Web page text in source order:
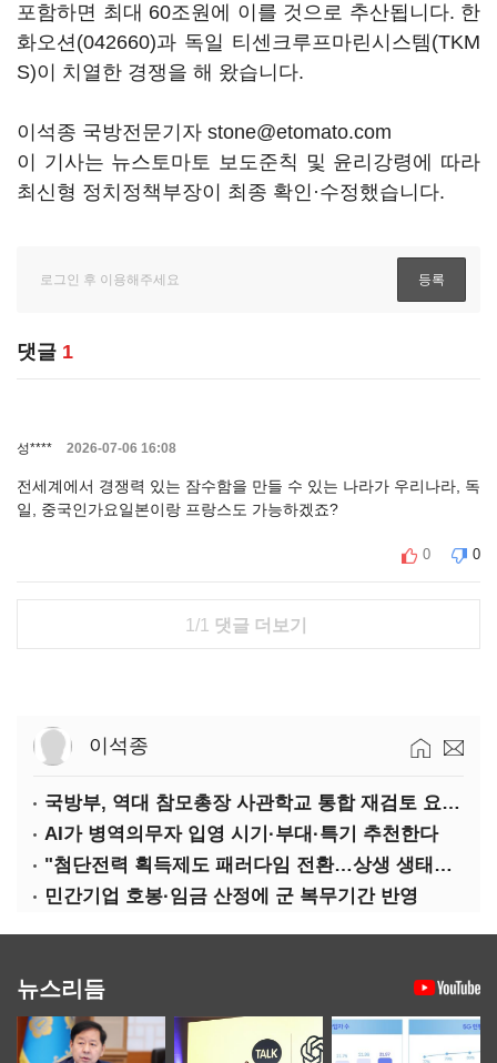
포함하면 최대 60조원에 이를 것으로 추산됩니다. 한
화오션(042660)과 독일 티센크루프마린시스템(TKM
S)이 치열한 경쟁을 해 왔습니다.
이석종 국방전문기자 stone@etomato.com
이 기사는 뉴스토마토 보도준칙 및 윤리강령에 따라
최신형 정치정책부장이 최종 확인·수정했습니다.
댓글 1
성**** 2026-07-06 16:08
전세계에서 경쟁력 있는 잠수함을 만들 수 있는 나라가 우리나라, 독
일, 중국인가요일본이랑 프랑스도 가능하겠죠?
0 0
1/1 댓글 더보기
이석종
국방부, 역대 참모총장 사관학교 통합 재검토 요구에 "다양한 의견 수렴해 합리적 시스템 만들 것"
AI가 병역의무자 입영 시기·부대·특기 추천한다
"첨단전력 획득제도 패러다임 전환…상생 생태계 조성해 대체불가 K-방산 도약"
민간기업 호봉·임금 산정에 군 복무기간 반영
뉴스리듬